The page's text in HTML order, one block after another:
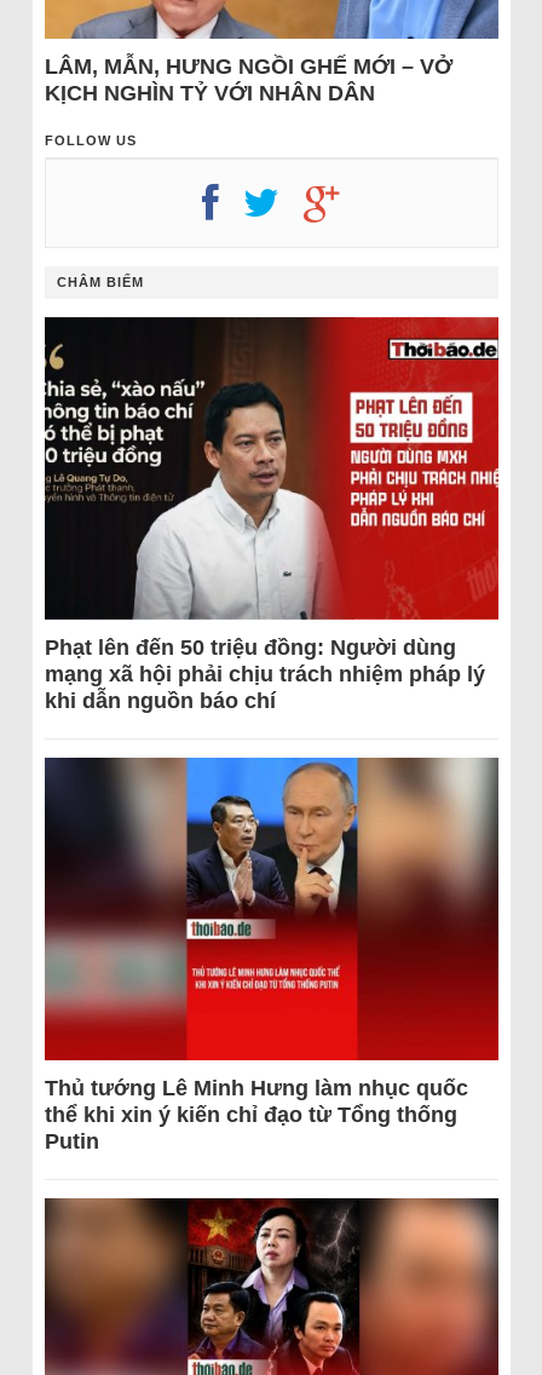
LÂM, MẪN, HƯNG NGỒI GHẾ MỚI – VỞ
KỊCH NGHÌN TỶ VỚI NHÂN DÂN
FOLLOW US
CHÂM BIẾM
Phạt lên đến 50 triệu đồng: Người dùng
mạng xã hội phải chịu trách nhiệm pháp lý
khi dẫn nguồn báo chí
Thủ tướng Lê Minh Hưng làm nhục quốc
thể khi xin ý kiến chỉ đạo từ Tổng thống
Putin